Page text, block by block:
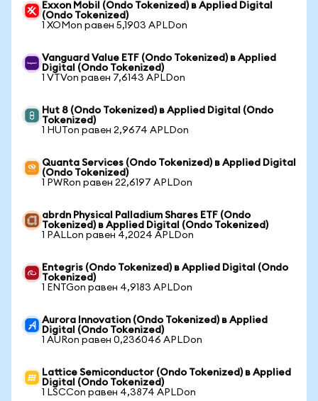
Exxon Mobil (Ondo Tokenized) в Applied Digital
(Ondo Tokenized)
1 XOMon равен 5,1903 APLDon
Vanguard Value ETF (Ondo Tokenized) в Applied
Digital (Ondo Tokenized)
1 VTVon равен 7,6143 APLDon
Hut 8 (Ondo Tokenized) в Applied Digital (Ondo
Tokenized)
1 HUTon равен 2,9674 APLDon
Quanta Services (Ondo Tokenized) в Applied Digital
(Ondo Tokenized)
1 PWRon равен 22,6197 APLDon
abrdn Physical Palladium Shares ETF (Ondo
Tokenized) в Applied Digital (Ondo Tokenized)
1 PALLon равен 4,2024 APLDon
Entegris (Ondo Tokenized) в Applied Digital (Ondo
Tokenized)
1 ENTGon равен 4,9183 APLDon
Aurora Innovation (Ondo Tokenized) в Applied
Digital (Ondo Tokenized)
1 AURon равен 0,236046 APLDon
Lattice Semiconductor (Ondo Tokenized) в Applied
Digital (Ondo Tokenized)
1 LSCCon равен 4,3874 APLDon